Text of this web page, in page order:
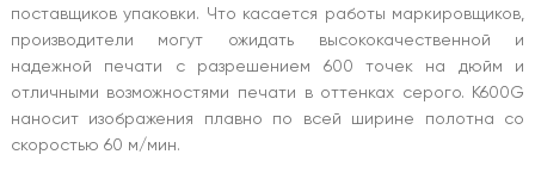
поставщиков упаковки. Что касается работы маркировщиков,
производители могут ожидать высококачественной и
надежной печати с разрешением 600 точек на дюйм и
отличными возможностями печати в оттенках серого. K600G
наносит изображения плавно по всей ширине полотна со
скоростью 60 м/мин.